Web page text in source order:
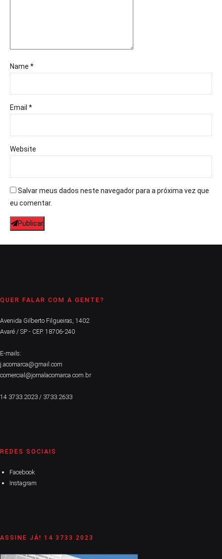
Name *
Email *
Website
Salvar meus dados neste navegador para a próxima vez que
eu comentar.
Publicar
QUER FALAR COM A GENTE?
Avenida Gilberto Filgueiras, 1402
Avaré / SP - CEP. 18706-240
E-mails:
j.acomarca@gmail.com
comercial@jornalacomarca.com.br
14 3733.2023 / 3733.2633
REDES SOCIAIS
Facebook
Instagram
ASSINE JÁ! 14 3733 2023